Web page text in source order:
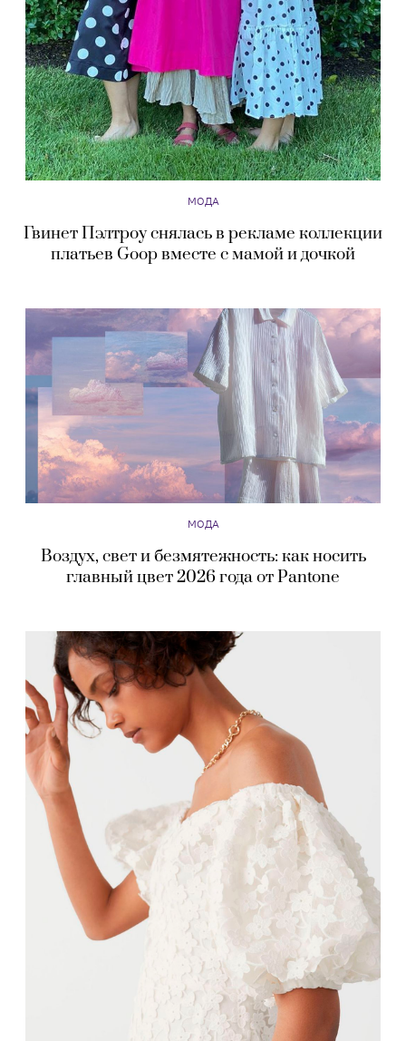
МОДА
Гвинет Пэлтроу снялась в рекламе коллекции
платьев Goop вместе с мамой и дочкой
МОДА
Воздух, свет и безмятежность: как носить
главный цвет 2026 года от Pantone